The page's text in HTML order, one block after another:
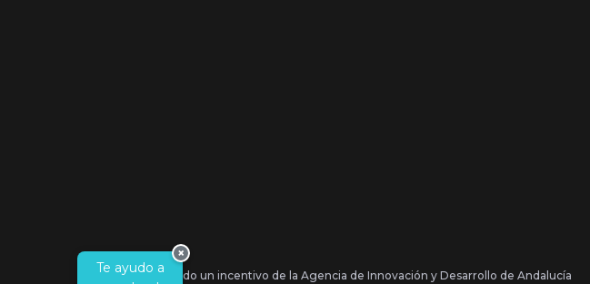
Se ha recibido un incentivo de la Agencia de Innovación y Desarrollo de Andalucía
Te ayudo a
×